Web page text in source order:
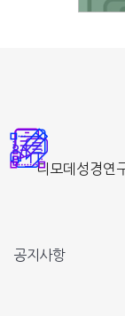
디모데성경연
공지사항